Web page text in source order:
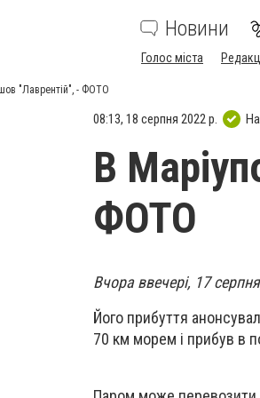
Новини
Голос міста
"Лаврентій", - ФОТО
08:13, 18 серпня 2022 р.
В
ФОТО
Вчора ввечері, 17
Його прибуття
70 км морем і прибув в